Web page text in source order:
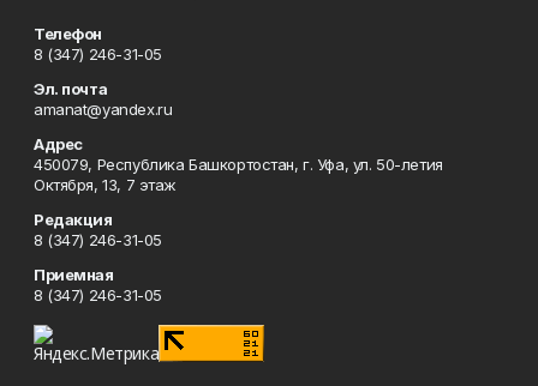
Телефон
8 (347) 246-31-05
Эл. почта
amanat@yandex.ru
Адрес
450079, Республика Башкортостан, г. Уфа, ул. 50-летия
Октября, 13, 7 этаж
Редакция
8 (347) 246-31-05
Приемная
8 (347) 246-31-05